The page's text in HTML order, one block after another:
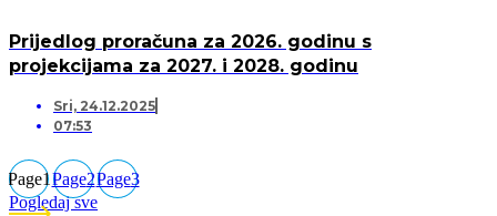
Prijedlog proračuna za 2026. godinu s
projekcijama za 2027. i 2028. godinu
Sri, 24.12.2025
07:53
Page1Page2Page3
Pogledaj sve